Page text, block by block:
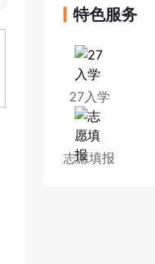
特色服务
27入学
志愿填报